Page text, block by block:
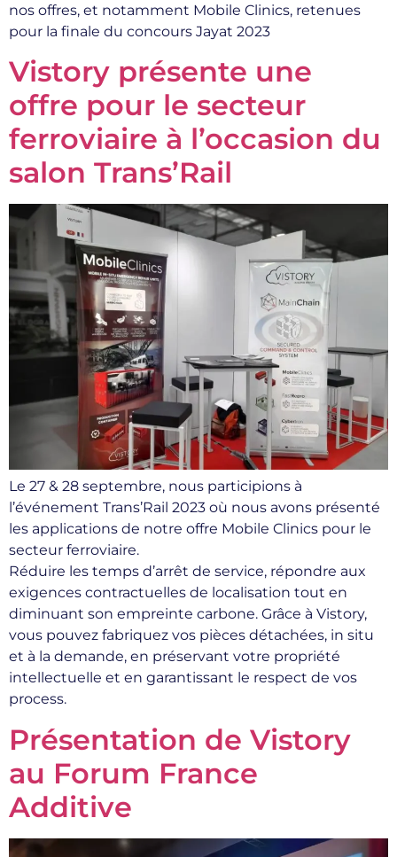
nos offres, et notamment Mobile Clinics, retenues
pour la finale du concours Jayat 2023
Vistory présente une
offre pour le secteur
ferroviaire à l’occasion du
salon Trans’Rail
Le 27 & 28 septembre, nous participions à
l’événement Trans’Rail 2023 où nous avons présenté
les applications de notre offre Mobile Clinics pour le
secteur ferroviaire.
Réduire les temps d’arrêt de service, répondre aux
exigences contractuelles de localisation tout en
diminuant son empreinte carbone. Grâce à Vistory,
vous pouvez fabriquez vos pièces détachées, in situ
et à la demande, en préservant votre propriété
intellectuelle et en garantissant le respect de vos
process.
Présentation de Vistory
au Forum France
Additive